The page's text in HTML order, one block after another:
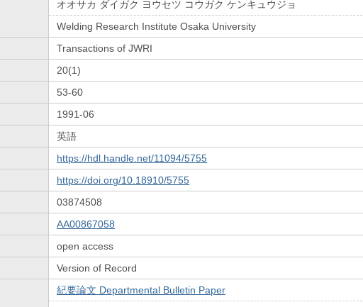
オオサカ ダイガク ヨウセツ コウガク ケンキュウジョ
Welding Research Institute Osaka University
Transactions of JWRI
20(1)
53-60
1991-06
英語
https://hdl.handle.net/11094/5755
https://doi.org/10.18910/5755
03874508
AA00867058
open access
Version of Record
紀要論文 Departmental Bulletin Paper